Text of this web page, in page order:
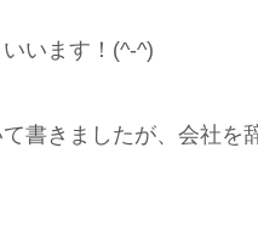
います！(^-^)
書きましたが、会社を